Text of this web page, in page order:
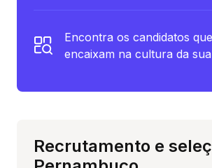
Encontra os candidatos
encaixam na cultura da
Recrutamento e